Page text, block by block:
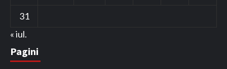
31
« iul.
Pagini